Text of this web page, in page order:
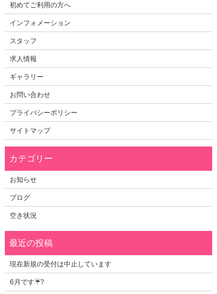
初めてご利用の方へ
インフォメーション
スタッフ
求人情報
ギャラリー
お問い合わせ
プライバシーポリシー
サイトマップ
お知らせ
ブログ
空き状況
現在新規の受付は中止しています
6月です☔?